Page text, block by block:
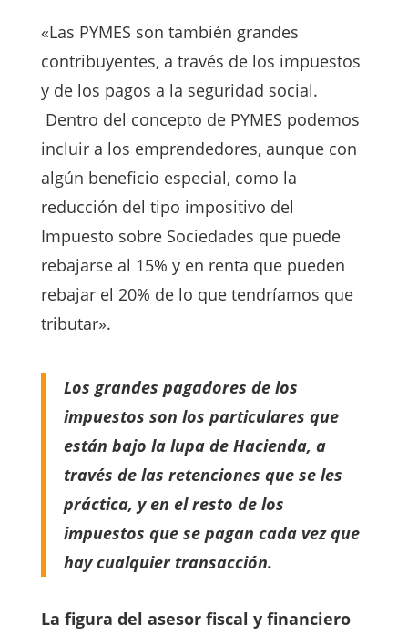
«Las PYMES son también grandes
contribuyentes, a través de los impuestos
y de los pagos a la seguridad social.
Dentro del concepto de PYMES podemos
incluir a los emprendedores, aunque con
algún beneficio especial, como la
reducción del tipo impositivo del
Impuesto sobre Sociedades que puede
rebajarse al 15% y en renta que pueden
rebajar el 20% de lo que tendríamos que
tributar».
Los grandes pagadores de los
impuestos son los particulares que
están bajo la lupa de Hacienda, a
través de las retenciones que se les
práctica, y en el resto de los
impuestos que se pagan cada vez que
hay cualquier transacción.
La figura del asesor fiscal y financiero